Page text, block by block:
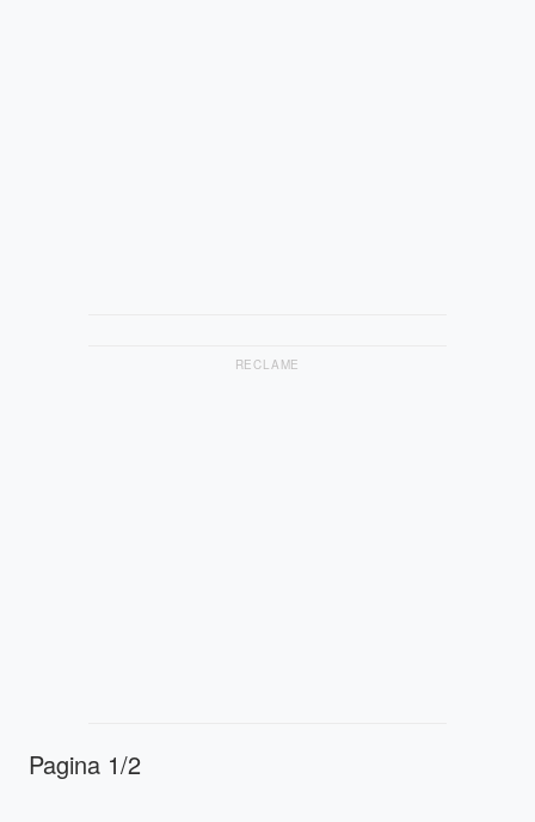
RECLAME
Pagina 1/2